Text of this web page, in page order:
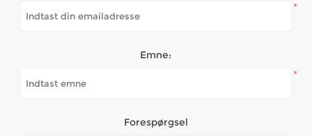
*
Emne:
*
Forespørgsel